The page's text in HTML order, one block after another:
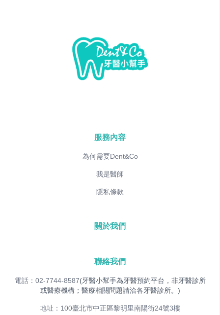
服務內容
為何需要Dent&Co
我是醫師
隱私條款
關於我們
聯絡我們
電話：02-7744-8587(牙醫小幫手為牙醫預約平台，非牙醫診所
或醫療機構；醫療相關問題請洽各牙醫診所。)
地址：100臺北市中正區黎明里南陽街24號3樓